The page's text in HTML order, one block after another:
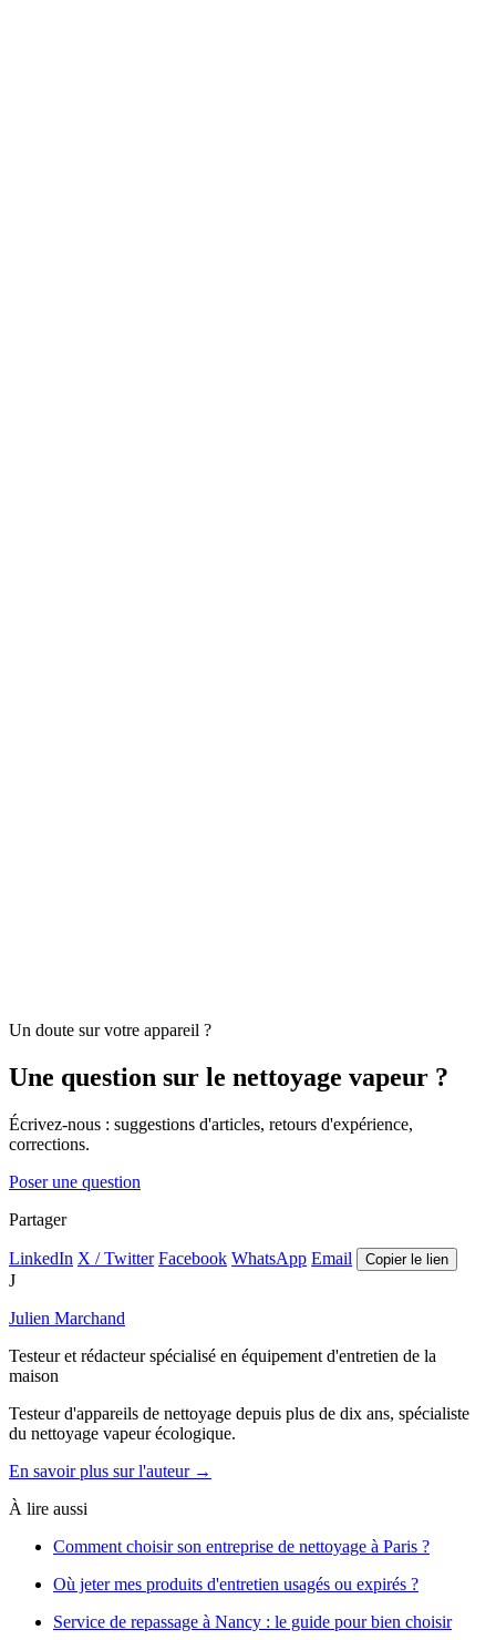
Un doute sur votre appareil ?
Une question sur le nettoyage vapeur ?
Écrivez-nous : suggestions d'articles, retours d'expérience,
corrections.
Poser une question
Partager
LinkedIn X / Twitter Facebook WhatsApp Email Copier le lien
J
Julien Marchand
Testeur et rédacteur spécialisé en équipement d'entretien de la
maison
Testeur d'appareils de nettoyage depuis plus de dix ans, spécialiste
du nettoyage vapeur écologique.
En savoir plus sur l'auteur →
À lire aussi
Comment choisir son entreprise de nettoyage à Paris ?
Où jeter mes produits d'entretien usagés ou expirés ?
Service de repassage à Nancy : le guide pour bien choisir